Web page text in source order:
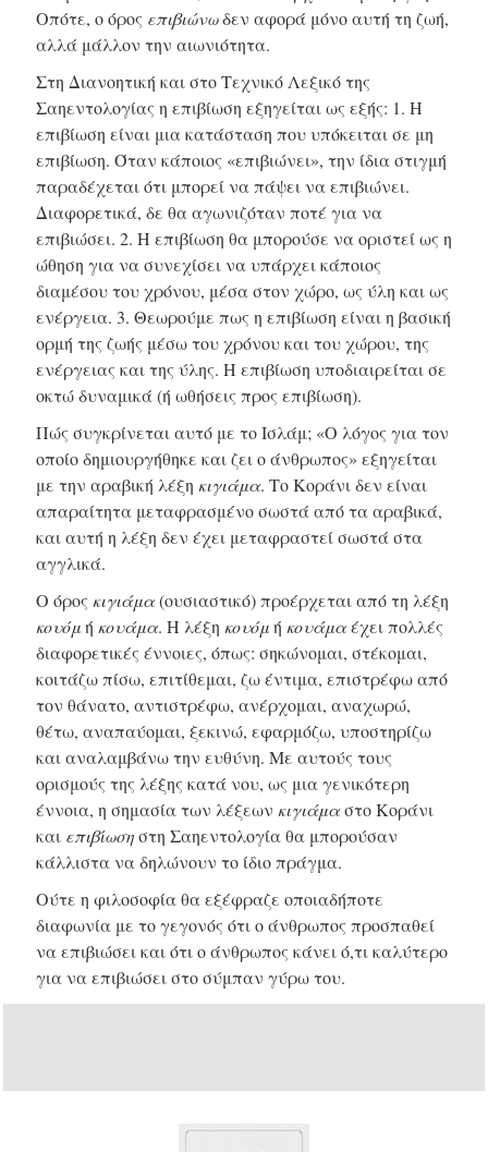
Οπότε, ο όρος επιβιώνωδεν αφορά μόνο αυτή τη ζωή,
αλλά μάλλον την αιωνιότητα.
Στη Διανοητική και στο Τεχνικό Λεξικό της
Σαηεντολογίας η επιβίωση εξηγείται ως εξής: 1. Η
επιβίωση είναι μια κατάσταση που υπόκειται σε μη
επιβίωση. Όταν κάποιος «επιβιώνει», την ίδια στιγμή
παραδέχεται ότι μπορεί να πάψει να επιβιώνει.
Διαφορετικά, δε θα αγωνιζόταν ποτέ για να
επιβιώσει. 2. Η επιβίωση θα μπορούσε να οριστεί ως η
ώθηση για να συνεχίσει να υπάρχει κάποιος
διαμέσου του χρόνου, μέσα στον χώρο, ως ύλη και ως
ενέργεια. 3. Θεωρούμε πως η επιβίωση είναι η βασική
ορμή της ζωής μέσω του χρόνου και του χώρου, της
ενέργειας και της ύλης. Η επιβίωση υποδιαιρείται σε
οκτώ δυναμικά (ή ωθήσεις προς επιβίωση).
Πώς συγκρίνεται αυτό με το Ισλάμ; «Ο λόγος για τον
οποίο δημιουργήθηκε και ζει ο άνθρωπος» εξηγείται
με την αραβική λέξη κιγιάμα. Το Κοράνι δεν είναι
απαραίτητα μεταφρασμένο σωστά από τα αραβικά,
και αυτή η λέξη δεν έχει μεταφραστεί σωστά στα
αγγλικά.
Ο όρος κιγιάμα(ουσιαστικό) προέρχεται από τη λέξη
κουόμή κουάμα. Η λέξη κουόμή κουάμαέχει πολλές
διαφορετικές έννοιες, όπως: σηκώνομαι, στέκομαι,
κοιτάζω πίσω, επιτίθεμαι, ζω έντιμα, επιστρέφω από
τον θάνατο, αντιστρέφω, ανέρχομαι, αναχωρώ,
θέτω, αναπαύομαι, ξεκινώ, εφαρμόζω, υποστηρίζω
και αναλαμβάνω την ευθύνη. Με αυτούς τους
ορισμούς της λέξης κατά νου, ως μια γενικότερη
έννοια, η σημασία των λέξεων κιγιάμαστο Κοράνι
και επιβίωσηστη Σαηεντολογία θα μπορούσαν
κάλλιστα να δηλώνουν το ίδιο πράγμα.
Ούτε η φιλοσοφία θα εξέφραζε οποιαδήποτε
διαφωνία με το γεγονός ότι ο άνθρωπος προσπαθεί
να επιβιώσει και ότι ο άνθρωπος κάνει ό,τι καλύτερο
για να επιβιώσει στο σύμπαν γύρω του.